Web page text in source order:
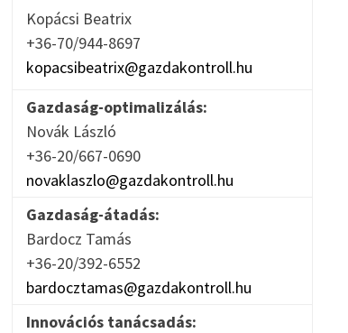
Kopácsi Beatrix
+36-70/944-8697
kopacsibeatrix@gazdakontroll.hu
Gazdaság-optimalizálás:
Novák László
+36-20/667-0690
novaklaszlo@gazdakontroll.hu
Gazdaság-átadás:
Bardocz Tamás
+36-20/392-6552
bardocztamas@gazdakontroll.hu
Innovációs tanácsadás: